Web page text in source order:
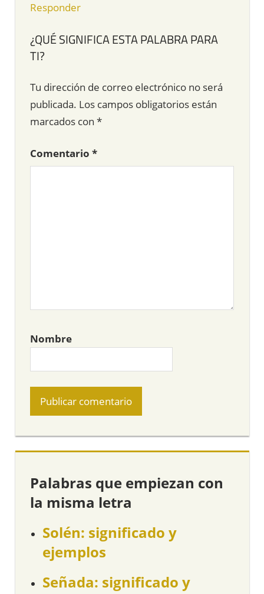
Responder
¿QUÉ SIGNIFICA ESTA PALABRA PARA
TI?
Tu dirección de correo electrónico no será
publicada. Los campos obligatorios están
marcados con *
Comentario *
Nombre
Palabras que empiezan con
la misma letra
Solén: significado y
ejemplos
Señada: significado y